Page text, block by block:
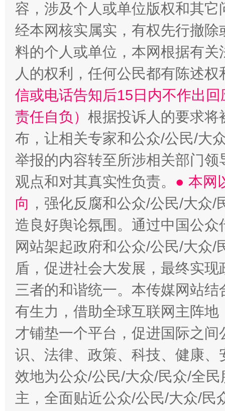
“蜀中异人”王建安的艺术幻境
容，涉及个人或单位版权和其它
经本网核实属实，有权先行撤
料的个人或单位，本网根据有
人的权利，任何公民都有陈述
信或电话告知后15日内不作出
责任自负） 根据投诉人的要求将
布，让相关专家和公众/公民/大
举报的内容转至所涉相关部门
观点和对其真实性负责。 ● 本网
向 ，强化反腐和公众/公民/大众
造良好舆论氛围。通过中国公
网站架起政府和公众/公民/大众
盾，促进社会大发展，最终实
三者的和谐统一。本传媒网站
有生力，借助全球互联网主阵
才铺垫一个平台，促进国际之
识、法律、政策、科技、健康
效地为公众/公民/大众/民众/全
主，全面贴近公众/公民/大众/民